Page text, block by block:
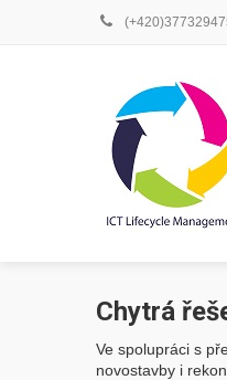
Chytrá
Ve spolupráci s
novostavby i